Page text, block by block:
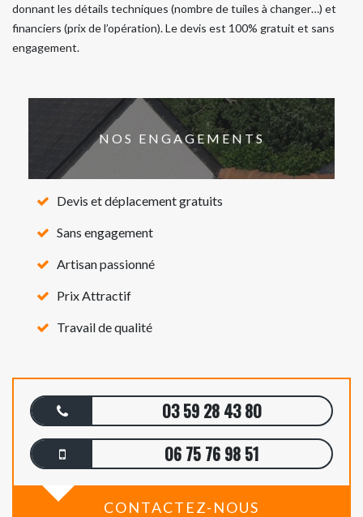
donnant les détails techniques (nombre de tuiles à changer…) et
financiers (prix de l’opération). Le devis est 100% gratuit et sans
engagement.
NOS ENGAGEMENTS
Devis et déplacement gratuits
Sans engagement
Artisan passionné
Prix Attractif
Travail de qualité
03 59 28 43 80
06 75 76 98 51
CONTACTEZ-NOUS